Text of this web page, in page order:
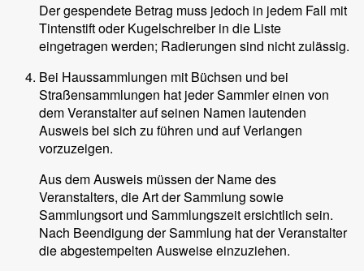
Der gespendete Betrag muss jedoch in jedem Fall mit
Tintenstift oder Kugelschreiber in die Liste
eingetragen werden; Radierungen sind nicht zulässig.
Bei Haussammlungen mit Büchsen und bei
Straßensammlungen hat jeder Sammler einen von
dem Veranstalter auf seinen Namen lautenden
Ausweis bei sich zu führen und auf Verlangen
vorzuzeigen.
Aus dem Ausweis müssen der Name des
Veranstalters, die Art der Sammlung sowie
Sammlungsort und Sammlungszeit ersichtlich sein.
Nach Beendigung der Sammlung hat der Veranstalter
die abgestempelten Ausweise einzuziehen.